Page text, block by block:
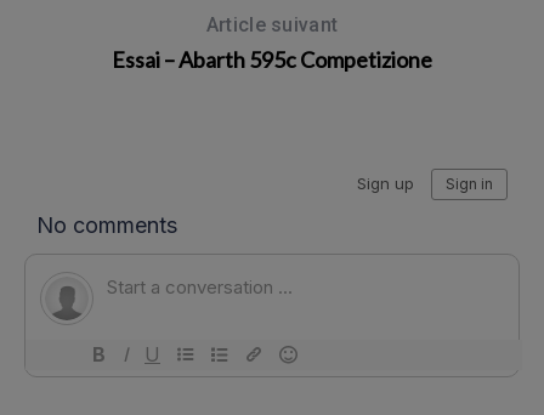
Article suivant
Essai – Abarth 595c Competizione